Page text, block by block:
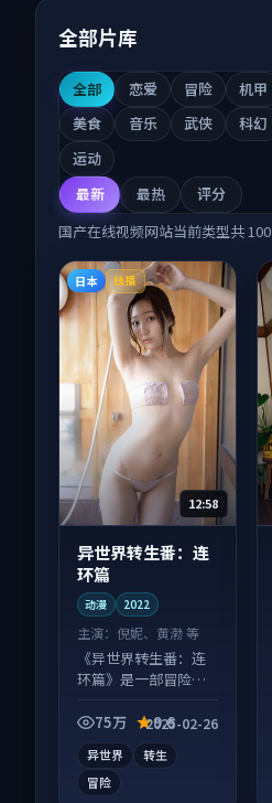
全部片库
全部 恋爱 冒险 机甲
美食
音乐 武侠 科幻
运动
最新
最热
评分
国产在线视频网站当前类型共 100
日本 独播
12:58
异世界转生番：连
环篇
动漫 2022
主演： 倪妮、黄渤 等
《异世界转生番：连
环篇》是一部冒险向
信息量大，适合沉浸
75万 9.6
2025-02-26
异世界
转生
冒险